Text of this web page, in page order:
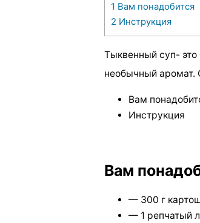
1 Вам понадобится
2 Инструкция
Тыквенный суп-
необычный аромат.
Вам
Инструкция
Вам
— 300 г
— 1 репчатый